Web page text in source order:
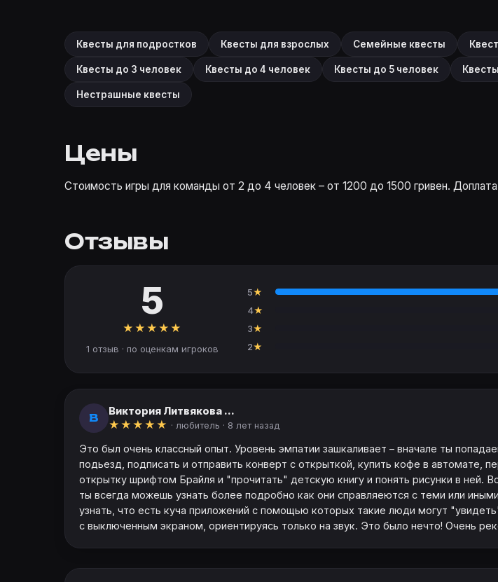
Квесты для подростков Квесты для взрослых Семейные квесты
Квесты до 3 человек Квесты до 4 человек Квесты до 5 человек
Нестрашные квесты
Цены
Стоимость игры для команды от 2 до 4 человек – от 1200 до 1500 гривен. Доплата
Отзывы
5
★ ★ ★ ★ ★
1 отзыв · по оценкам игроков
5★
4★
3★
2★
В
Виктория Литвякова ...
★ ★ ★ ★ ★ · любитель · 8 лет назад
Это был очень классный опыт. Уровень эмпатии зашкаливает – вначале ты
подьезд, подписать и отправить конверт с открыткой, купить кофе в автомате,
открытку шрифтом Брайля и "прочитать" детскую книгу и понять рисунки в ней.
ты всегда можешь узнать более подробно как они справляеются с теми или
узнать, что есть куча приложений с помощью которых такие люди могут
с выключенным экраном, ориентируясь только на звук. Это было нечто! Очень